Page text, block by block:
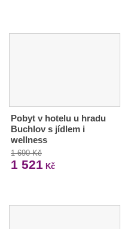
Pobyt v hotelu u hradu
Buchlov s jídlem i
wellness
1 690 Kč
1 521 Kč